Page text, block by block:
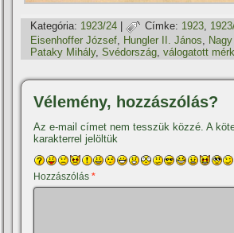
Kategória: 1923/24 | Címke: 1923,
Eisenhoffer József Hungler II. János
Pataky Mihály,Svédország ,válogatott
Vélemény, hozzászólás?
Az e-mail címet nem tesszük közzé. A
karakterrel jelöltük
Hozzászólás*